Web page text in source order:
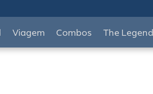
Viagem Combos The Legend